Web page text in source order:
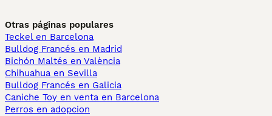
Otras páginas populares
Teckel en Barcelona
Bulldog Francés en Madrid
Bichón Maltés en València
Chihuahua en Sevilla
Bulldog Francés en Galicia
Caniche Toy en venta en Barcelona
Perros en adopcion